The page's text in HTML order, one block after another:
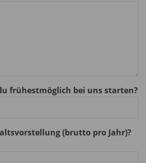
frühestmöglich bei uns starten?
(brutto pro Jahr)?